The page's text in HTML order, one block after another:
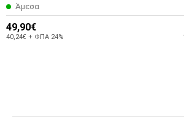
Άμεσα
49,90€
40,24€ + ΦΠΑ 24%